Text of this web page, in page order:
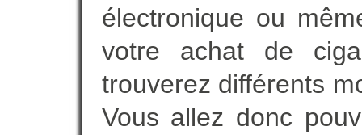
électronique ou
votre achat de
trouverez différents
Vous allez donc